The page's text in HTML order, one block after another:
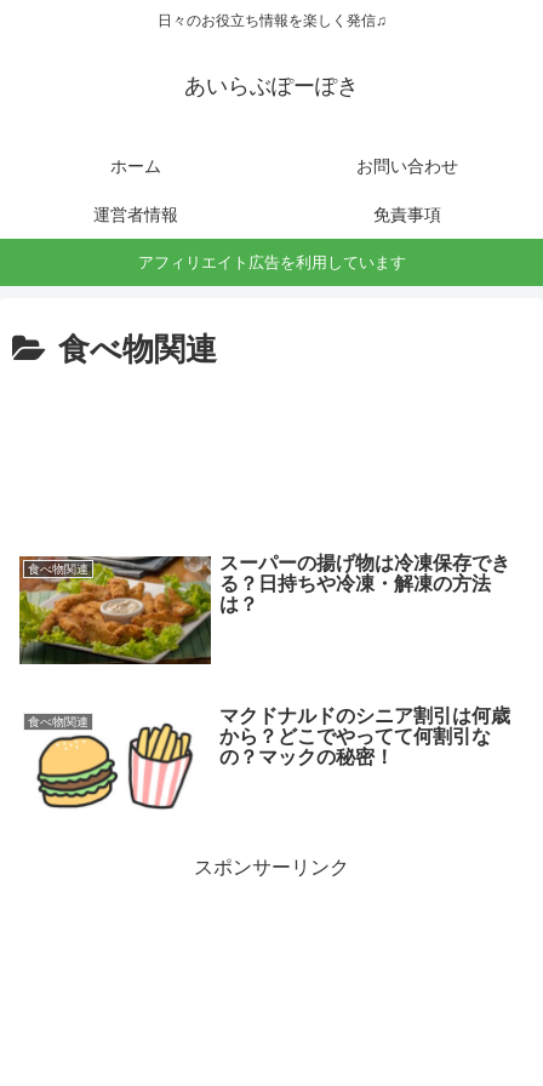
日々のお役立ち情報を楽しく発信♫
あいらぶぽーぽき
ホーム お問い合わせ
運営者情報 免責事項
アフィリエイト広告を利用しています
食べ物関連
食べ物関連
スーパーの揚げ物は冷凍保存でき
る？日持ちや冷凍・解凍の方法
は？
食べ物関連
マクドナルドのシニア割引は何歳
から？どこでやってて何割引な
の？マックの秘密！
スポンサーリンク